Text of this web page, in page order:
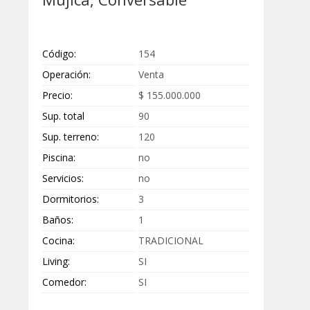
Código:
154
Operación:
Venta
Precio:
$ 155.000.000
Sup. total
90
Sup. terreno:
120
Piscina:
no
Servicios:
no
Dormitorios:
3
Baños:
1
Cocina:
TRADICIONAL
AMOBLADA
Living:
SI
Comedor:
SI